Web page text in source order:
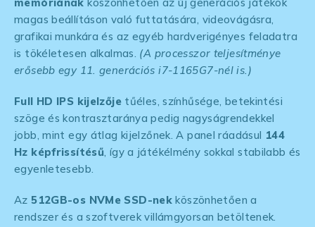
magas beállításon való futtatására, videovágásra,
grafikai munkára és az egyéb hardverigényes feladatra
is tökéletesen alkalmas. (A processzor teljesítménye
erősebb egy 11. generációs i7-1165G7-nél is.)
Full HD IPS kijelzőjetűéles, színhűsége, betekintési
szöge és kontrasztaránya pedig nagyságrendekkel
jobb, mint egy átlag kijelzőnek. A panel ráadásul 144
Hz képfrissítésű, így a játékélmény sokkal stabilabb és
egyenletesebb.
Az 512GB-os NVMe SSD-nek köszönhetően a
rendszer és a szoftverek villámgyorsan betöltenek.